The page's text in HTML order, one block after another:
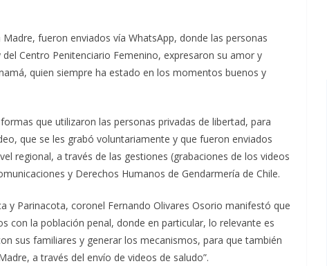
fueron enviados vía WhatsApp, donde las personas
Centro Penitenciario Femenino, expresaron su amor y
quien siempre ha estado en los momentos buenos y
que utilizaron las personas privadas de libertad, para
que se les grabó voluntariamente y que fueron enviados
regional, a través de las gestiones (grabaciones de los videos
y Derechos Humanos de Gendarmería de Chile.
y Parinacota, coronel Fernando Olivares Osorio manifestó que
con la población penal, donde en particular, lo relevante es
sus familiares y generar los mecanismos, para que también
a través del envío de videos de saludo”.